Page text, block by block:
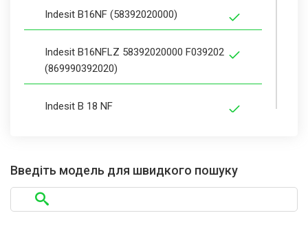
Indesit B16NF (58392020000)
Indesit B16NFLZ 58392020000 F039202
(869990392020)
Indesit B 18 NF
Введіть модель для швидкого пошуку